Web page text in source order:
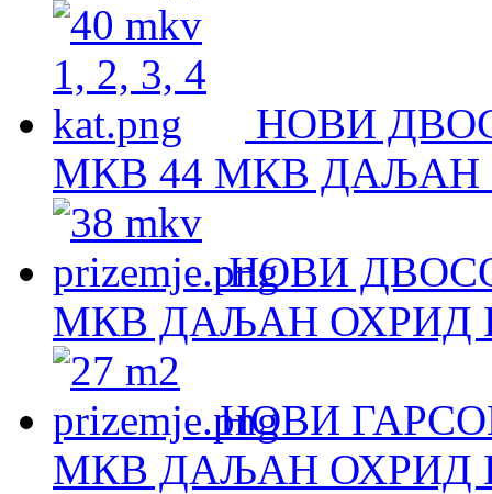
НОВИ
МКВ 44 МКВ ДАЉАН
НОВИ
МКВ ДАЉАН ОХРИД
НОВИ
МКВ ДАЉАН ОХРИД